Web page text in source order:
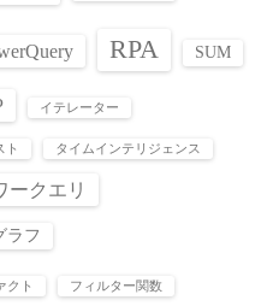
RPA SUM
イテレーター
ト タイムインテリジェンス
ークエリ
ラフ
クト フィルター関数